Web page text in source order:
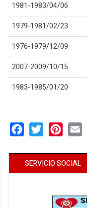
1981-1983/04/06
1979-1981/02/23
1976-1979/12/09
2007-2009/10/15
1983-1985/01/20
SERVICIO SOCIAL